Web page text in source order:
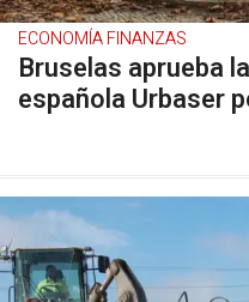
ECONOMÍA FINANZAS
Bruselas aprueba
española Urbaser